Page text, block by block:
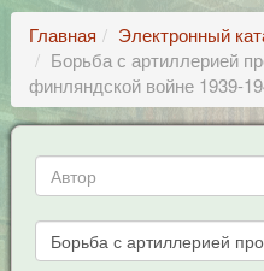
Главная
Электронный
Борьба с артиллерией
финляндской войне 1939-